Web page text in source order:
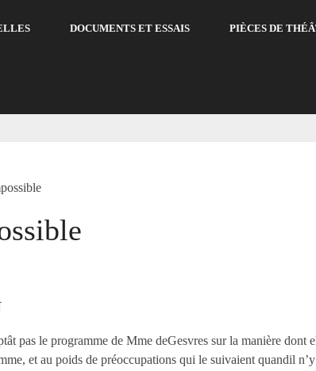
DOCUMENTS ET ESSAIS PIÈCES DE
pas le programme de Mme deGesvres sur la manière dont
et au poids de préoccupations qui le suivaient quandil